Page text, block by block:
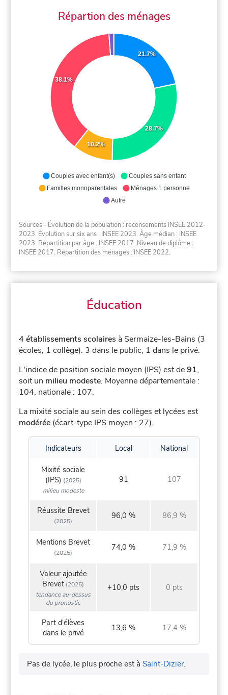
Répartion des ménages
21.7%
28.7%
10.2%
38.1%
Couples avec enfant(s)
Couples sans enfant
Familles monoparentales
Ménages 1 personne
Autre
Sources - Évolution de la population : recensements INSEE 2012-
2023. Évolution sur six ans : INSEE 2023. Âge médian : INSEE
2023. Répartition par âge : INSEE 2017. Niveau de diplôme :
INSEE 2017. Répartition des ménages : INSEE 2022.
Éducation
4 établissements scolaires à Sermaize-les-Bains (3
écoles, 1 collège). 3 dans le public, 1 dans le privé.
L'indice de position sociale moyen (IPS) est de91,
soit un milieu modeste. Moyenne départementale :
104, nationale : 107.
La mixité sociale au sein des collèges et lycées est
modérée (écart-type IPS moyen : 27).
Indicateurs Local National
Mixité sociale
(IPS) (2025)
milieu modeste
91 107
Réussite Brevet
(2025)
96,0 % 86,9 %
Mentions Brevet
(2025)
74,0 % 71,9 %
Valeur ajoutée
Brevet (2025)
tendance au-dessus
du pronostic
+10,0 pts 0 pts
Part d'élèves
dans le privé
13,6 % 17,4 %
Pas de lycée, le plus proche est àSaint-Dizier.